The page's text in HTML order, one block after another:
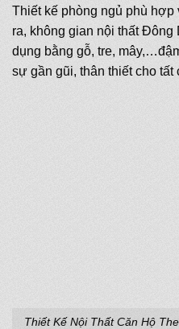
Thiết kế phòng ngủ phù
ra, không gian nội thất
dụng bằng gỗ, tre,
sự gần gũi, thân thiết cho tất
Thiết Kế Nội Thất Căn Hộ